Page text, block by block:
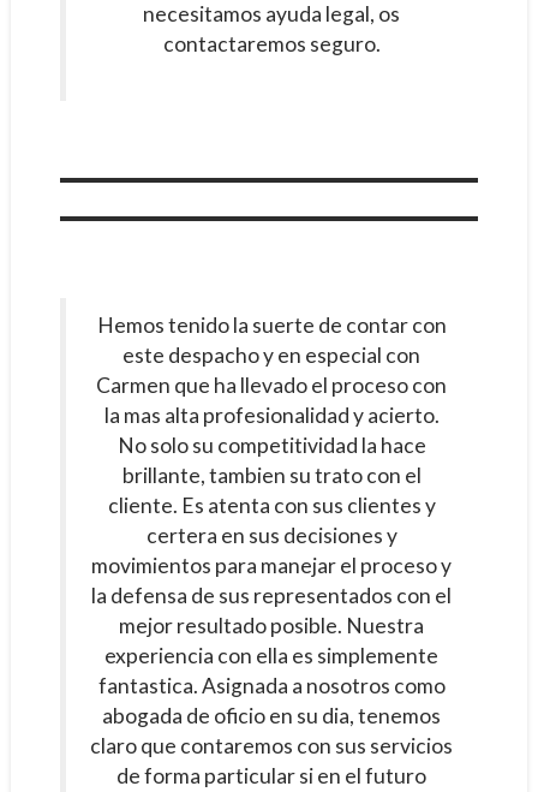
necesitamos ayuda legal, os
contactaremos seguro.
Hemos tenido la suerte de contar con
este despacho y en especial con
Carmen que ha llevado el proceso con
la mas alta profesionalidad y acierto.
No solo su competitividad la hace
brillante, tambien su trato con el
cliente. Es atenta con sus clientes y
certera en sus decisiones y
movimientos para manejar el proceso y
la defensa de sus representados con el
mejor resultado posible. Nuestra
experiencia con ella es simplemente
fantastica. Asignada a nosotros como
abogada de oficio en su dia, tenemos
claro que contaremos con sus servicios
de forma particular si en el futuro